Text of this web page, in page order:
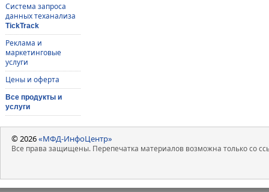
Система запроса
данных теханализа
TickTrack
Реклама и
маркетинговые
услуги
Цены и оферта
Все продукты и
услуги
© 2026«МФД-ИнфоЦентр»
Все права защищены. Перепечатка материалов возможна только со